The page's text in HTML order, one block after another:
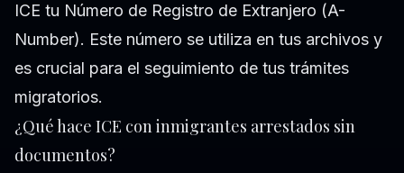
ICE tu Número de Registro de Extranjero (A-
Number). Este número se utiliza en tus archivos y
es crucial para el seguimiento de tus trámites
migratorios.
¿Qué hace ICE con inmigrantes arrestados sin
documentos?